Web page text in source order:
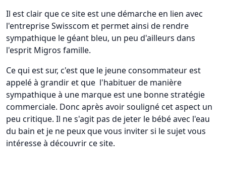
Il est clair que ce site est une démarche en lien avec
l'entreprise Swisscom et permet ainsi de rendre
sympathique le géant bleu, un peu d'ailleurs dans
l'esprit Migros famille.
Ce qui est sur, c'est que le jeune consommateur est
appelé à grandir et que l'habituer de manière
sympathique à une marque est une bonne stratégie
commerciale. Donc après avoir souligné cet aspect un
peu critique. Il ne s'agit pas de jeter le bébé avec l'eau
du bain et je ne peux que vous inviter si le sujet vous
intéresse à découvrir ce site.